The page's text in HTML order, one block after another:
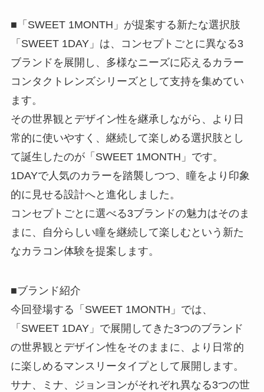
■「SWEET 1MONTH」が提案する新たな選択肢
「SWEET 1DAY」は、コンセプトごとに異なる3
ブランドを展開し、多様なニーズに応えるカラー
コンタクトレンズシリーズとして支持を集めてい
ます。
その世界観とデザイン性を継承しながら、より日
常的に使いやすく、継続して楽しめる選択肢とし
て誕生したのが「SWEET 1MONTH」です。
1DAYで人気のカラーを踏襲しつつ、瞳をより印象
的に見せる設計へと進化しました。
コンセプトごとに選べる3ブランドの魅力はそのま
まに、自分らしい瞳を継続して楽しむという新た
なカラコン体験を提案します。
■ブランド紹介
今回登場する「SWEET 1MONTH」では、
「SWEET 1DAY」で展開してきた3つのブランド
の世界観とデザイン性をそのままに、より日常的
に楽しめるマンスリータイプとして展開します。
サナ、ミナ、ジョンヨンがそれぞれ異なる3つの世